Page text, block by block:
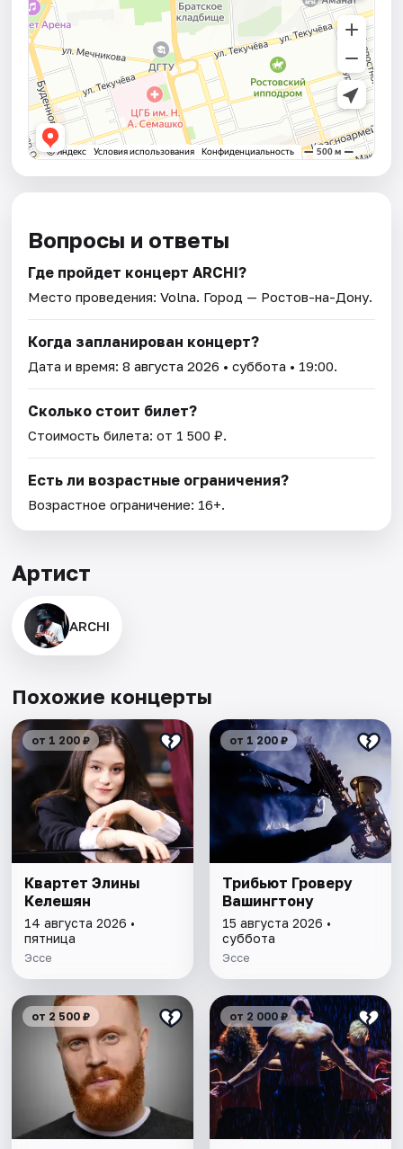
Вопросы и ответы
Где пройдет концерт ARCHI?
Место проведения:Volna. Город — Ростов-на-Дону.
Когда запланирован концерт?
Дата и время:8 августа 2026 • суббота • 19:00.
Сколько стоит билет?
Стоимость билета: от 1 500 ₽.
Есть ли возрастные ограничения?
Возрастное ограничение: 16+.
Артист
ARCHI
Похожие концерты
от 1 200 ₽
Квартет Элины
Келешян
14 августа 2026 •
пятница
Эссе
от 1 200 ₽
Трибьют Гроверу
Вашингтону
15 августа 2026 •
суббота
Эссе
от 2 500 ₽ от 2 000 ₽